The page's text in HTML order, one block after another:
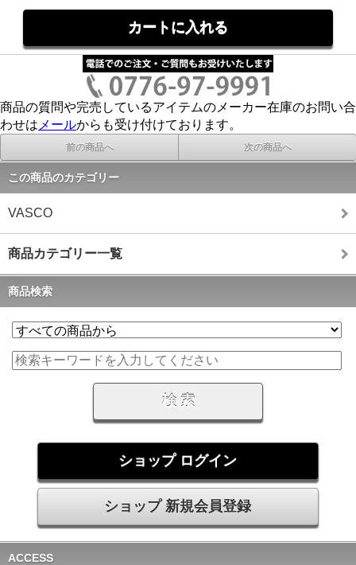
商品の質問や完売しているアイテムのメーカー在庫のお問い合
わせは メールからも受け付けております。
前の商品へ 次の商品へ
この商品のカテゴリー
VASCO
商品カテゴリー一覧
商品検索
ショップ ログイン
ショップ 新規会員登録
ACCESS